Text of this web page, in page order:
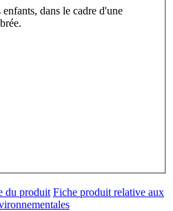
dans le cadre d'une
du produit Fiche produit relative aux